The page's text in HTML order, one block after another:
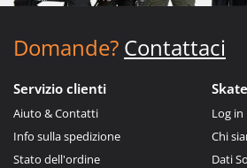
Domande? Contattaci
Servizio clienti
Aiuto & Contatti
Info sulla spedizione
Stato dell'ordine
Log in
Chi
Dati